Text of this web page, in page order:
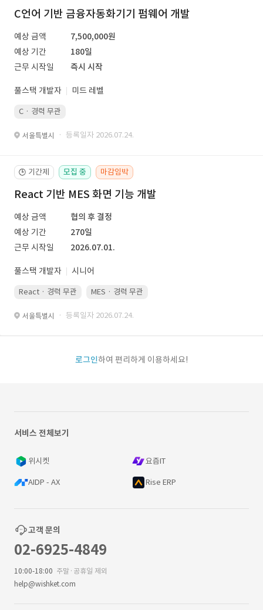
C언어 기반 금융자동화기기 펌웨어 개발
예상 금액
7,500,000원
예상 기간
180일
근무 시작일
즉시 시작
풀스택 개발자 미드 레벨
C · 경력 무관
서울특별시 · 등록일자 2026.07.24.
🕒 기간제 모집 중 마감임박
React 기반 MES 화면 기능 개발
예상 금액
협의 후 결정
예상 기간
270일
근무 시작일
2026.07.01.
풀스택 개발자 시니어
React · 경력 무관 MES · 경력 무관
서울특별시 · 등록일자 2026.07.24.
로그인하여 편리하게 이용하세요!
서비스 전체보기
위시켓 요즘IT
AIDP - AX Rise ERP
고객 문의
02-6925-4849
10:00-18:00 주말·공휴일 제외
help@wishket.com